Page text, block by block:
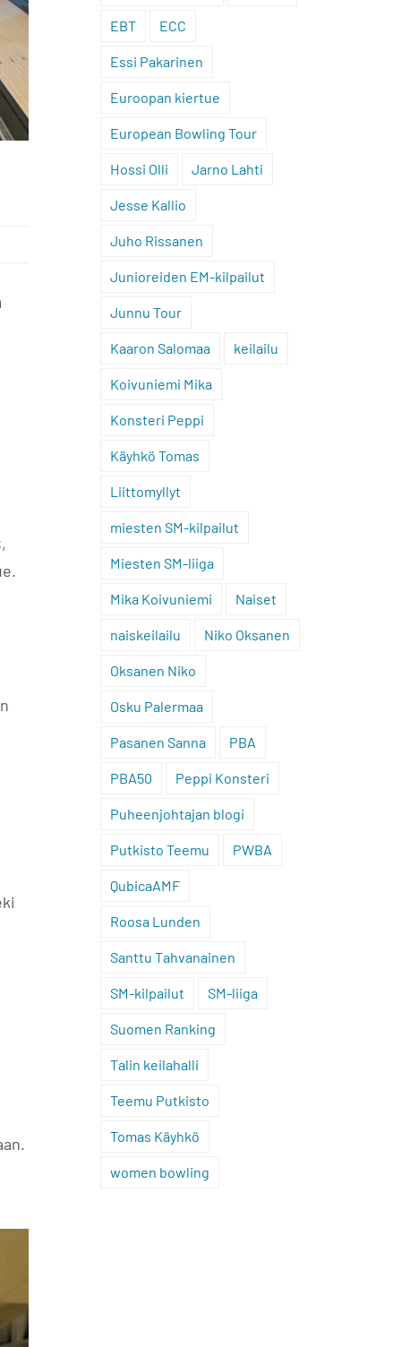
EBT ECC
Essi Pakarinen
Euroopan kiertue
European Bowling Tour
Hossi Olli Jarno Lahti
Jesse Kallio
Juho Rissanen
Junioreiden EM-kilpailut
Junnu Tour
Kaaron Salomaa keilailu
Koivuniemi Mika
Konsteri Peppi
Käyhkö Tomas
Liittomyllyt
miesten SM-kilpailut
Miesten SM-liiga
Mika Koivuniemi Naiset
naiskeilailu Niko Oksanen
Oksanen Niko
Osku Palermaa
Pasanen Sanna PBA
PBA50 Peppi Konsteri
Puheenjohtajan blogi
Putkisto Teemu PWBA
QubicaAMF
Roosa Lunden
Santtu Tahvanainen
SM-kilpailut SM-liiga
Suomen Ranking
Talin keilahalli
Teemu Putkisto
Tomas Käyhkö
women bowling